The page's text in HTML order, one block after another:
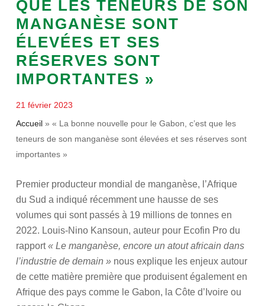
QUE LES TENEURS DE SON
MANGANÈSE SONT
ÉLEVÉES ET SES
RÉSERVES SONT
IMPORTANTES »
21 février 2023
Accueil» « La bonne nouvelle pour le Gabon, c’est que les
teneurs de son manganèse sont élevées et ses réserves sont
importantes »
Premier producteur mondial de manganèse, l’Afrique
du Sud a indiqué récemment une hausse de ses
volumes qui sont passés à 19 millions de tonnes en
2022. Louis-Nino Kansoun, auteur pour Ecofin Pro du
rapport« Le manganèse, encore un atout africain dans
l’industrie de demain » nous explique les enjeux autour
de cette matière première que produisent également en
Afrique des pays comme le Gabon, la Côte d’Ivoire ou